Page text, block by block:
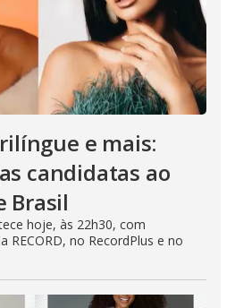
e mais:
candidatas ao
Brasil
hoje, às 22h30, com
RECORD, no RecordPlus e no